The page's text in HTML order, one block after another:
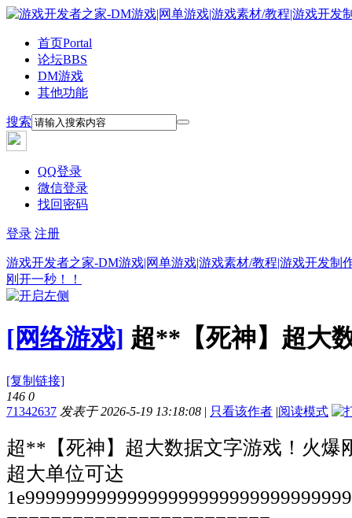
首页Portal
论坛BBS
DM游戏
其他功能
搜索
QQ登录
微信登录
找回密码
登录 注册
游戏开发者之家-DM游戏|网单游戏|游戏素材/教程|游戏开发制
刚开一秒！！
[网络游戏] 超**【死神】超大
[复制链接]
146 0
71342637 发表于 2026-5-19 13:18:08 | 只看该作者 |阅读模式
超**【死神】超大数据文字游戏！火爆
超大单位可达